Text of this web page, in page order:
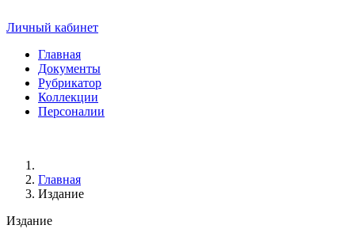
Личный кабинет
Главная
Документы
Рубрикатор
Коллекции
Персоналии
Главная
Издание
Издание